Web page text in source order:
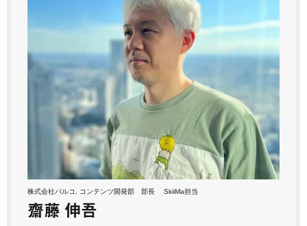
株式会社パルコ, コンテンツ開発部 部長 SkiiMa担当
齋藤 伸吾